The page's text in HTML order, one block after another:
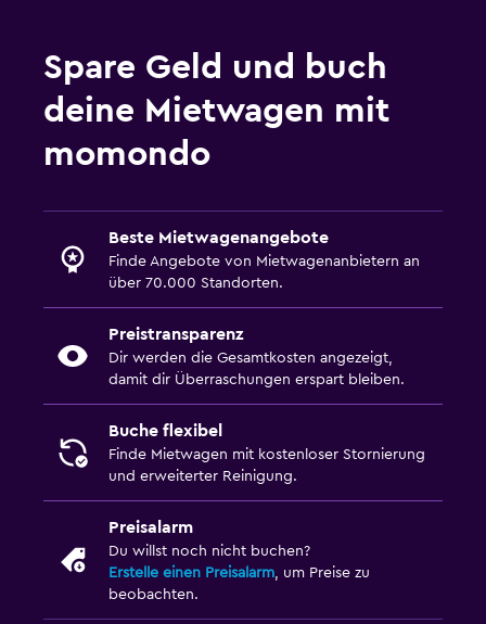
Spare Geld und buch
deine Mietwagen mit
momondo
Beste Mietwagenangebote
Finde Angebote von Mietwagenanbietern an
über 70.000 Standorten.
Preistransparenz
Dir werden die Gesamtkosten angezeigt,
damit dir Überraschungen erspart bleiben.
Buche flexibel
Finde Mietwagen mit kostenloser Stornierung
und erweiterter Reinigung.
Preisalarm
Du willst noch nicht buchen?
Erstelle einen Preisalarm, um Preise zu
beobachten.